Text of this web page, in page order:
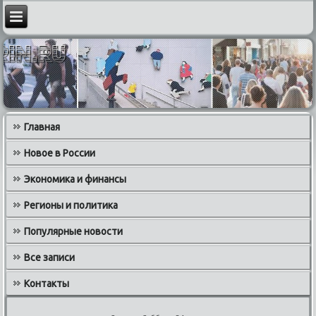
Главная
Новое в России
Экономика и финансы
Регионы и политика
Популярные новости
Все записи
Контакты